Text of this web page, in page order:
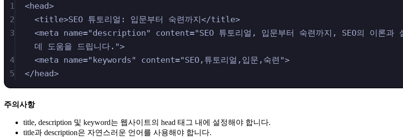
1 <head>
2
<title>SEO 튜토리얼: 입문부터 숙련까지</title>
3
<meta name="description" content="SEO 튜토리얼, 입문부터 숙련까지, SEO의 이론과
데 도움을 드립니다. ">
4
<meta name=" keywords" content="SEO,튜토리얼,입문,숙련 ">
5
</head>
주의사항
title, description 및 keyword는 웹사이트의 head 태그 내에 설정해야 합니다.
title과 description은 자연스러운 언어를 사용해야 합니다.